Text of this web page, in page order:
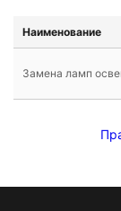
Наименование
Замена ламп